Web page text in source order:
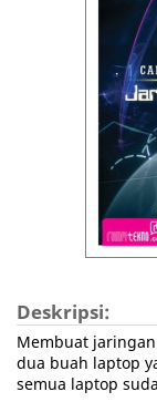
Deskripsi:
Membuat
dua buah laptop
semua laptop